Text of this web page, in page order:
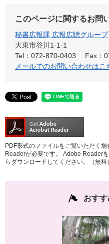
このページに関するお問
秘書広報課 広報広聴グループ
大東市谷川1-1-1
Tel：072-870-0403
Fax：
メールでのお問い合わせはこ
PDF形式のファイルをご覧いただく
Readerが必要です。
Adobe Reader
らダウンロードしてください。（無料）
おす